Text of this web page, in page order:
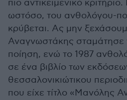
πιο αντικειμενικό
ωστόσο, του ανθολόγου-
κρύβεται. Ας μην
Αναγνωστάκης σταμάτησε
ποίηση, ενώ το 1987
σε ένα βιβλίο των
θεσσαλονικιώτικου
που είχε τίτλο «Μανόλης